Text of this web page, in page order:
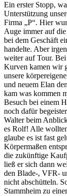
Ein erster Stopp,
Unterstützung
Firma „P“. Hier
Auge immer auf die
bei dem Geschäft
handelte. Aber
weiter auf Tour.
Kurven kamen wir
unsere
und neuem Elan
kam was kommen
Besuch bei einem
noch dafür
Walter beim
es Rolf! Alle
glaube es ist fast
Körpermaßen
die zukünftige
ließ er sich dann
den Blade-, VFR-
nicht abschütteln.
Stammheim zu